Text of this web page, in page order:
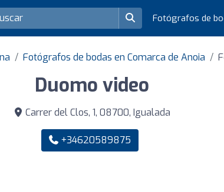
Fotógrafos de
Fotógrafos de bodas en Comarca de Anoia
Duomo video
Carrer del Clos, 1, 08700, Igualada
+34620589875